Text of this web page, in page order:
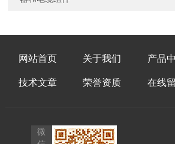
网站首页 关于我们 产品
技术文章 荣誉资质 在线
微